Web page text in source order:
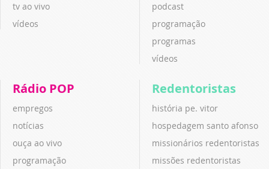
tv ao vivo
vídeos
podcast
programação
programas
vídeos
Rádio POP
empregos
notícias
ouça ao vivo
programação
Redentoristas
história pe. vitor
hospedagem santo afonso
missionários redentoristas
missões redentoristas